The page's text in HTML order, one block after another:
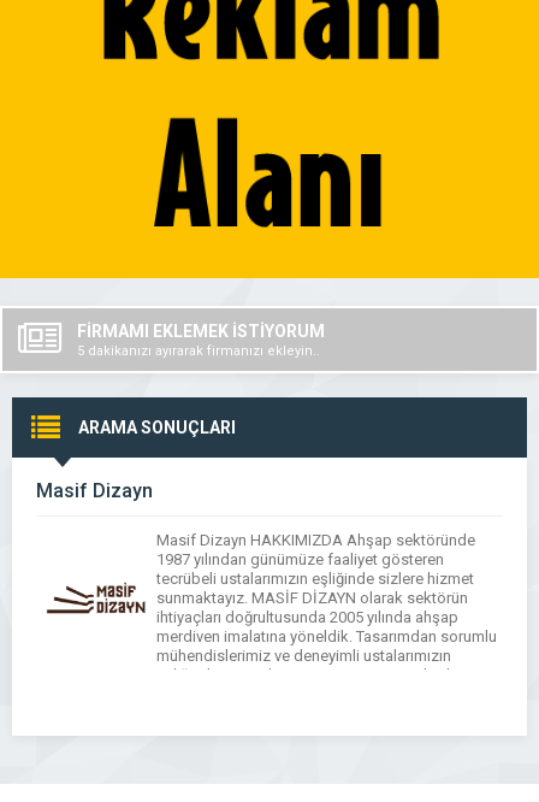
FİRMAMI EKLEMEK İSTİYORUM
5 dakikanızı ayırarak firmanızı ekleyin..
ARAMA SONUÇLARI
Masif Dizayn
Masif Dizayn HAKKIMIZDA Ahşap sektöründe
1987 yılından günümüze faaliyet gösteren
tecrübeli ustalarımızın eşliğinde sizlere hizmet
sunmaktayız. MASİF DİZAYN olarak sektörün
ihtiyaçları doğrultusunda 2005 yılında ahşap
merdiven imalatına yöneldik. Tasarımdan sorumlu
mühendislerimiz ve deneyimli ustalarımızın
eşliğinde, projeden montaj aşamasına kadar, titiz
doğal ve en estetik […]